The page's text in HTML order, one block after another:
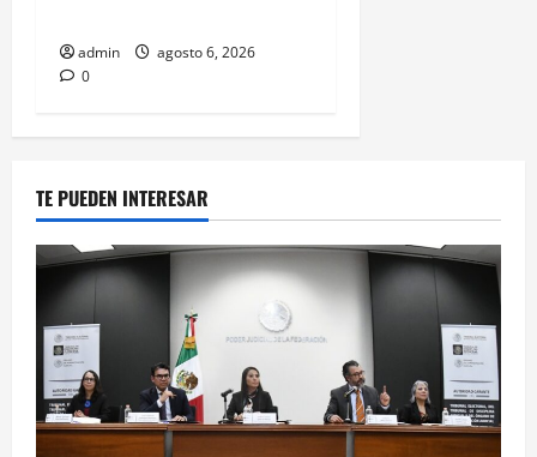
admin
agosto 6, 2026
0
TE PUEDEN INTERESAR